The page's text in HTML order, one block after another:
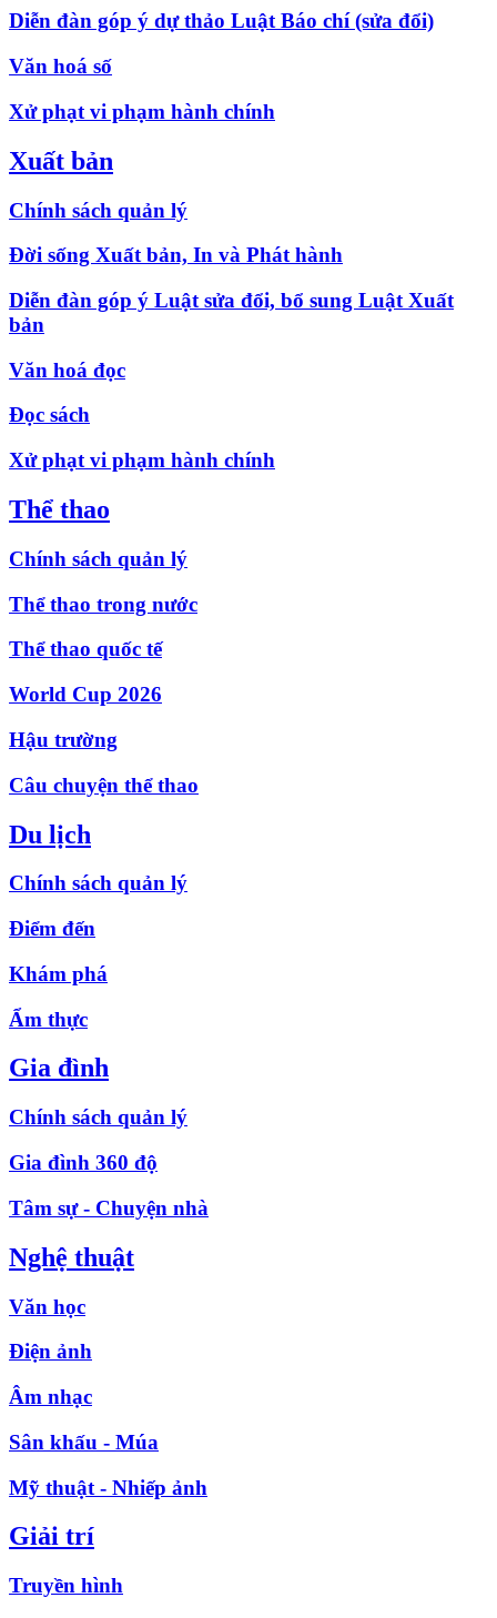
Diễn đàn góp ý dự thảo Luật Báo chí (sửa đổi)
Văn hoá số
Xử phạt vi phạm hành chính
Xuất bản
Chính sách quản lý
Đời sống Xuất bản, In và Phát hành
Diễn đàn góp ý Luật sửa đổi, bổ sung Luật Xuất
bản
Văn hoá đọc
Đọc sách
Xử phạt vi phạm hành chính
Thể thao
Chính sách quản lý
Thể thao trong nước
Thể thao quốc tế
World Cup 2026
Hậu trường
Câu chuyện thể thao
Du lịch
Chính sách quản lý
Điểm đến
Khám phá
Ẩm thực
Gia đình
Chính sách quản lý
Gia đình 360 độ
Tâm sự - Chuyện nhà
Nghệ thuật
Văn học
Điện ảnh
Âm nhạc
Sân khấu - Múa
Mỹ thuật - Nhiếp ảnh
Giải trí
Truyền hình